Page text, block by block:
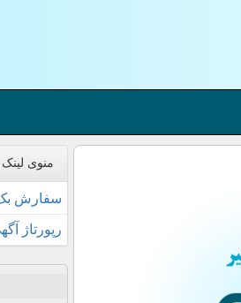
منوی لینک
سفارش
رپورتاژ